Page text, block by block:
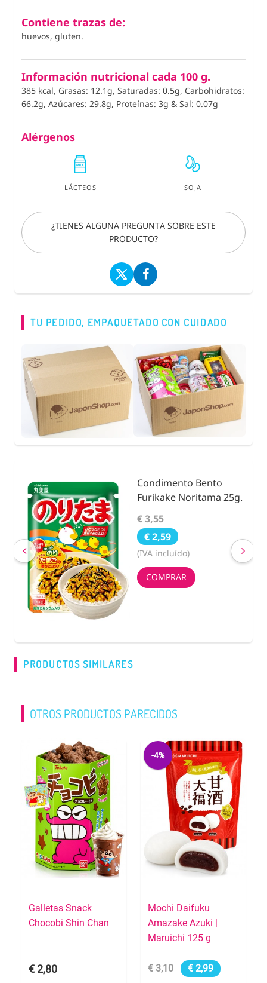
Contiene trazas de:
huevos, gluten.
Información nutricional cada 100 g.
385 kcal, Grasas: 12.1g, Saturadas: 0.5g, Carbohidratos:
66.2g, Azúcares: 29.8g, Proteínas: 3g & Sal: 0.07g
Alérgenos
LÁCTEOS SOJA
¿TIENES ALGUNA PREGUNTA SOBRE ESTE
PRODUCTO?
TU PEDIDO, EMPAQUETADO CON CUIDADO
Condimento Bento
Furikake Noritama 25g.
€ 3,55
€ 2,59
(IVA incluído)
COMPRAR
PRODUCTOS SIMILARES
OTROS PRODUCTOS PARECIDOS
Galletas Snack
Chocobi Shin Chan
2,80
-4%
Mochi Daifuku
Amazake Azuki |
Maruichi 125 g
3,10 2,99